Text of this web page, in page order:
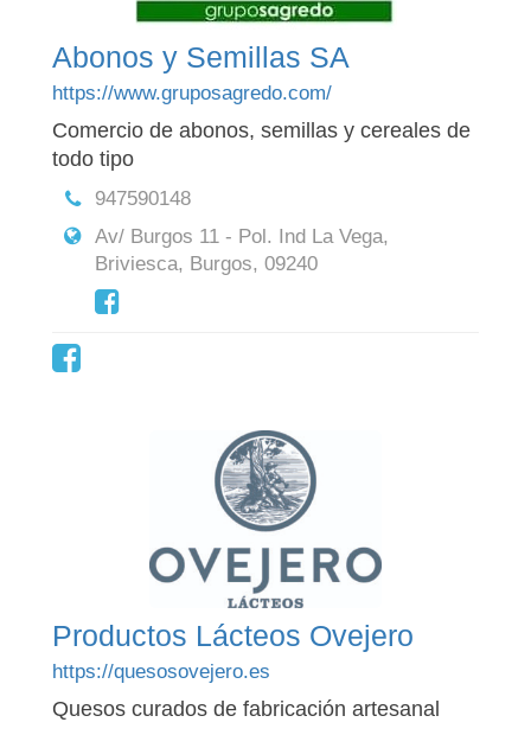
Abonos y Semillas SA
https://www.gruposagredo.com/
Comercio de abonos, semillas y cereales de
todo tipo
947590148
Av/ Burgos 11 - Pol. Ind La Vega,
Briviesca, Burgos, 09240
Productos Lácteos Ovejero
https://quesosovejero.es
Quesos curados de fabricación artesanal